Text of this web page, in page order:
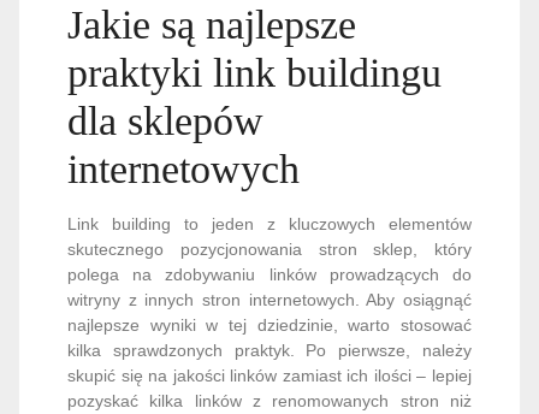
Jakie są najlepsze
praktyki link buildingu
dla sklepów
internetowych
Link building to jeden z kluczowych elementów
skutecznego pozycjonowania stron sklep, który
polega na zdobywaniu linków prowadzących do
witryny z innych stron internetowych. Aby osiągnąć
najlepsze wyniki w tej dziedzinie, warto stosować
kilka sprawdzonych praktyk. Po pierwsze, należy
skupić się na jakości linków zamiast ich ilości – lepiej
pozyskać kilka linków z renomowanych stron niż